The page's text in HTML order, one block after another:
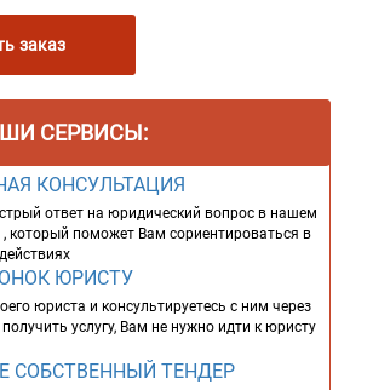
заказ
СЕРВИСЫ:
КОНСУЛЬТАЦИЯ
ответ на юридический вопрос в нашем
, который поможет Вам сориентироваться в
ЮРИСТУ
юриста и консультируетесь с ним через
услугу, Вам не нужно идти к юристу
СОБСТВЕННЫЙ ТЕНДЕР